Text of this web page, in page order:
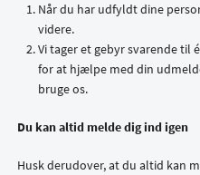
Når du har udfyldt dine
videre.
Vi tager et gebyr svarende til
for at hjælpe med din
bruge os.
Du kan altid melde dig ind igen
Husk derudover, at du altid kan